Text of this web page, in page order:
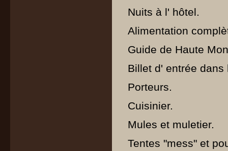
Nuits à l' hôtel.
Alimentation
Guide de Haute
Billet d' entrée dans
Porteurs.
Cuisinier.
Mules et muletier.
Tentes "mess" et